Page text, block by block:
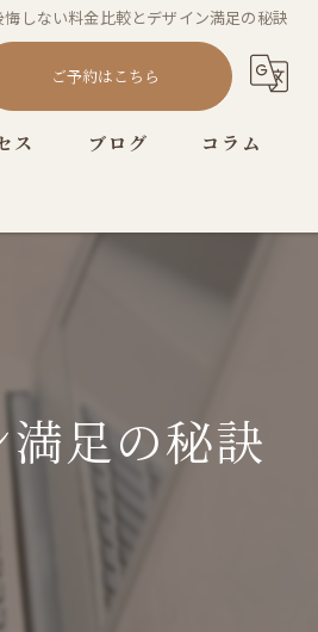
しない料金比較とデザイン満足の秘訣
ご予約はこちら
ス ブログ コラム
足の秘訣